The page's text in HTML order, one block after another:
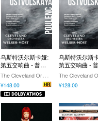
乌斯特沃尔斯卡娅:
第五交响曲 - 普朗
克: 人类之声 (Dolb
y Atmos)
T
he Cleveland Orchestra,Franz Welser-Möst,Sarah Aristidou,Tony F. Sias
¥148.00
乌斯特沃尔斯
第五交响曲 -
克: 人类之声
¥128.00